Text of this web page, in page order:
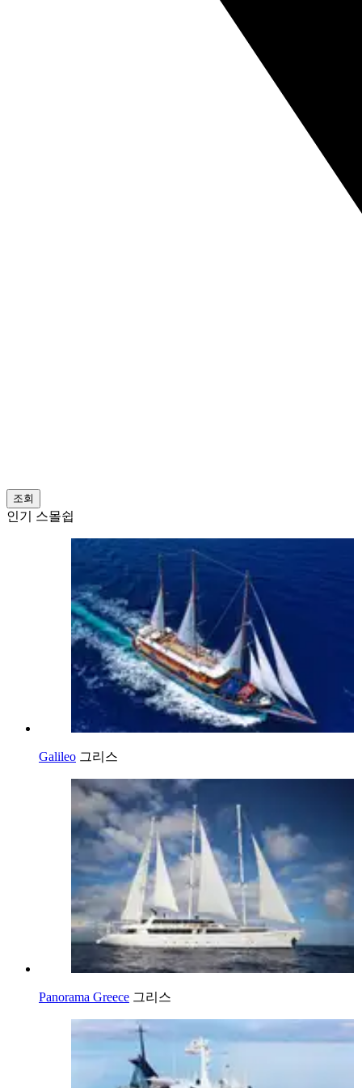
조회
인기 스몰쉽
Galileo 그리스
Panorama Greece 그리스